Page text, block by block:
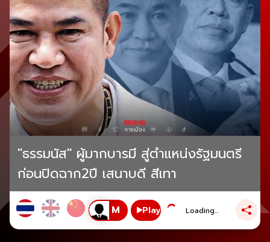
"ธรรมนัส" ผู้มากบารมี สู่ตำแหน่งรัฐมนตรี
ก่อนปิดฉาก2ปี เสนาบดี สีเทา
Play Loading...